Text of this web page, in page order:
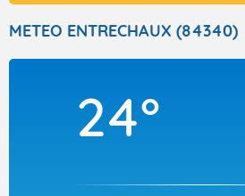
Articles
METEO ENTRECHAUX (84340)
24°